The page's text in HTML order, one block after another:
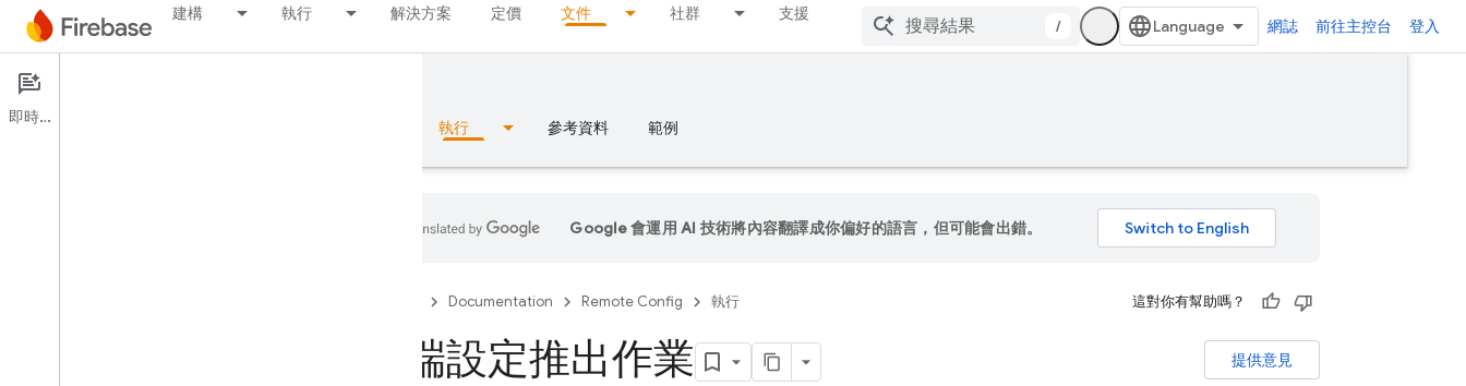
建構 執行 解決方案 定價 文件 社群 支援
/ 網誌 前往主控台 登入
Documentation
總覽 執行 參考資料 範例
Google 會運用 AI 技術將內容翻譯成你偏好的語言，但可能會出錯。
Documentation Remote Config 執行 這對你有幫助嗎？
提供意見
遠端設定推出作業
即時通訊